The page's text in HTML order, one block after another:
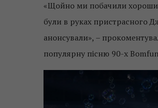
«Щойно ми побачили
були в руках пристрасного
анонсували», –
популярну пісню 90-х